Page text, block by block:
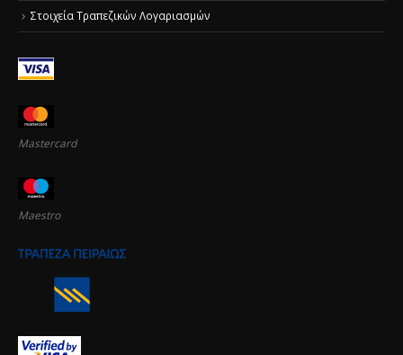
Στοιχεία Τραπεζικών Λογαριασμών
Mastercard
Maestro